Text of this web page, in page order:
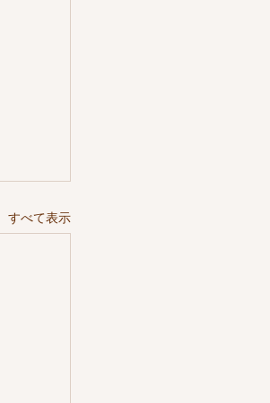
すべて表示